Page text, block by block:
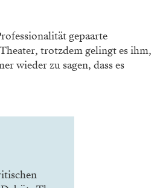
gepaarte
Theater, trotzdem gelingt es ihm,
wieder zu sagen, dasses